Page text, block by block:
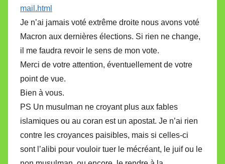
mail.html
Je n’ai jamais voté extrême droite nous avons voté
Macron aux dernières élections. Si rien ne change,
il me faudra revoir le sens de mon vote.
Merci de votre attention, éventuellement de votre
point de vue.
Bien à vous.
PS Un musulman ne croyant plus aux fables
islamiques ou au coran est un apostat. Je n’ai rien
contre les croyances paisibles, mais si celles-ci
sont l’alibi pour vouloir tuer le mécréant, le juif ou le